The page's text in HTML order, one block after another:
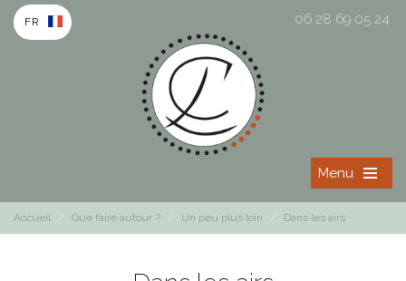
FR 06 28 69 05 24
Menu
Accueil / Que faire autour ? / Un peu plus loin / Dans les airs